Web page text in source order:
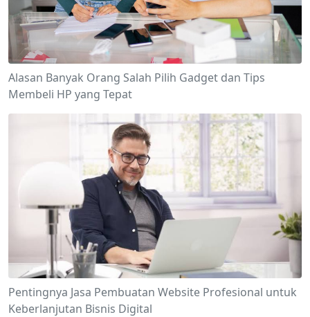
Alasan Banyak Orang Salah Pilih Gadget dan Tips
Membeli HP yang Tepat
Pentingnya Jasa Pembuatan Website Profesional untuk
Keberlanjutan Bisnis Digital